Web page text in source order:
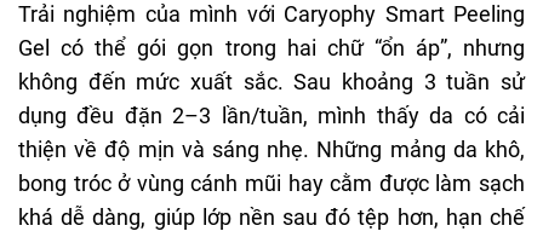
Trải nghiệm của mình với Caryophy Smart Peeling
Gel
có thể gói gọn trong hai chữ “ổn áp”, nhưng
không đến mức xuất sắc. Sau khoảng 3 tuần sử
dụng đều đặn 2–3 lần/tuần, mình thấy da có cải
thiện về độ mịn và sáng nhẹ. Những mảng da khô,
bong tróc ở vùng cánh mũi hay cằm được làm sạch
khá dễ dàng, giúp lớp nền sau đó tệp hơn, hạn chế